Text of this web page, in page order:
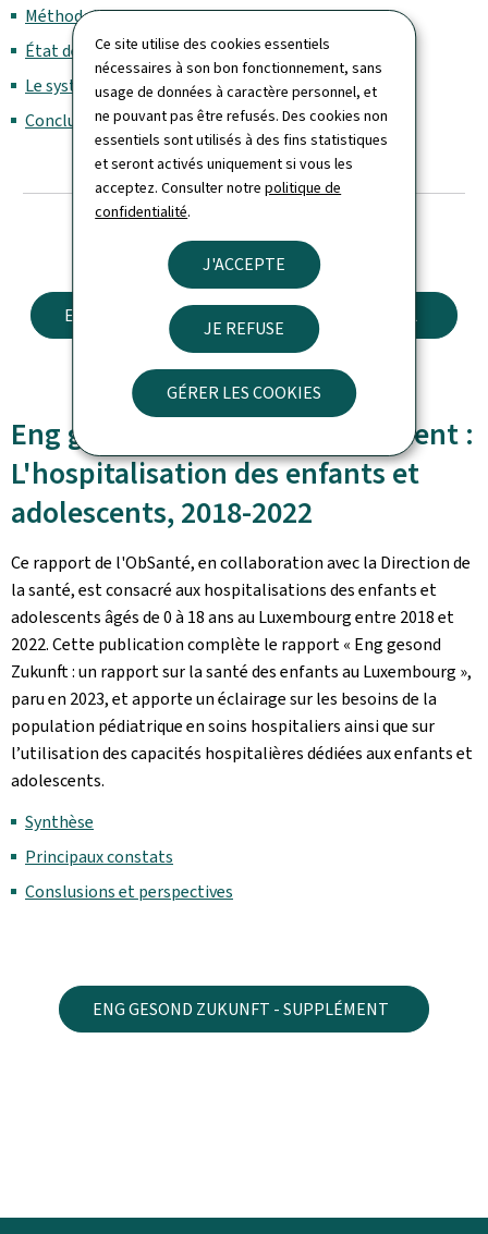
Ce site utilise des cookies essentiels
nécessaires à son bon fonctionnement, sans
usage de données à caractère personnel, et
ne pouvant pas être refusés. Des cookies non
essentiels sont utilisés à des fins statistiques
et seront activés uniquement si vous les
acceptez. Consulter notrepolitique de
confidentialité.
J'ACCEPTE
JE REFUSE
GÉRER LES COOKIES
Méthodologie
État de santé et déterminants de la santé
Le système de santé pour les enfants
Conclusions et recommandations
ENG GESOND ZUKUNFT - RAPPORT PRINCIPAL
Eng gesond Zukunft - Supplément :
L'hospitalisation des enfants et
adolescents, 2018-2022
Ce rapport de l'ObSanté, en collaboration avec la Direction de
la santé, est consacré aux hospitalisations des enfants et
adolescents âgés de 0 à 18 ans au Luxembourg entre 2018 et
2022. Cette publication complète le rapport « Eng gesond
Zukunft : un rapport sur la santé des enfants au Luxembourg »,
paru en 2023, et apporte un éclairage sur les besoins de la
population pédiatrique en soins hospitaliers ainsi que sur
l’utilisation des capacités hospitalières dédiées aux enfants et
adolescents.
Synthèse
Principaux constats
Conslusions et perspectives
ENG GESOND ZUKUNFT - SUPPLÉMENT